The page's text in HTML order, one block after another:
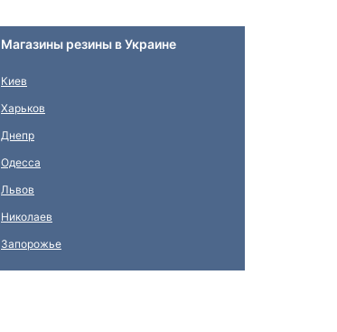
Магазины резины в Украине
Киев
Харьков
Днепр
Одесса
Львов
Николаев
Запорожье